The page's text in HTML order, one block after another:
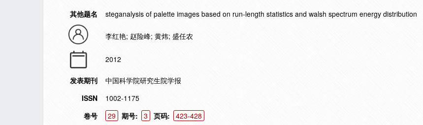
其他题名 steganalysis of palette images based on run-length statistics and walsh spectrum energy distribution
李红艳; 赵险峰; 黄炜; 盛任农
2012
发表期刊
中国科学院研究生院学报
ISSN
1002-1175
卷号
29 期号: 3 页码:
423-428